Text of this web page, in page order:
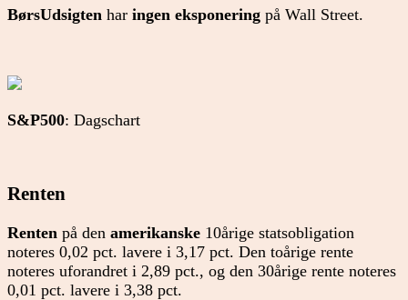
BørsUdsigten har ingen eksponering på Wall Street.
S&P500: Dagschart
Renten
Renten på den amerikanske 10årige statsobligation
noteres 0,02 pct. lavere i 3,17 pct. Den toårige rente
noteres uforandret i 2,89 pct., og den 30årige rente noteres
0,01 pct. lavere i 3,38 pct.